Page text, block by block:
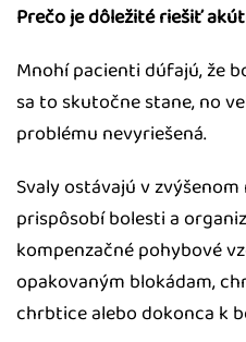
Prečo je dôležité riešiť
Mnohí pacienti dúfajú, že
sa to skutočne stane, no
problému nevyriešená.
Svaly ostávajú v
prispôsobí bolesti a
kompenzačné pohybové
opakovaným blokádam,
chrbtice alebo dokonca k